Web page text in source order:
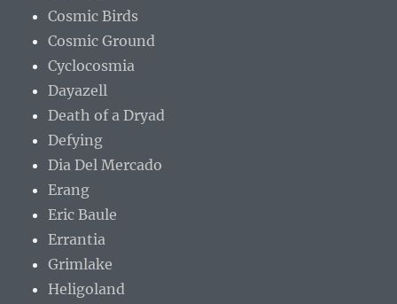
Cosmic Birds
Cosmic Ground
Cyclocosmia
Dayazell
Death of a Dryad
Defying
Dia Del Mercado
Erang
Eric Baule
Errantia
Grimlake
Heligoland